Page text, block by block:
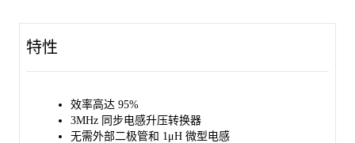
用作 TxMASK 输入时，LED1 和 LED2 的闪光电流会降至预设的
特性
效率高达 95%
3MHz 同步电感升压转换器
无需外部二极管和 1μH 微型电感